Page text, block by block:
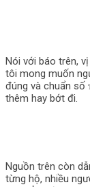
Nói với báo trên,
tôi mong muốn
đúng và chuẩn số
thêm hay bớt đi.
Nguồn trên còn
từng hộ, nhiều